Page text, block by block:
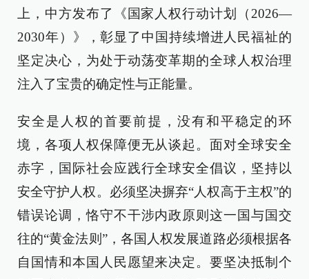
上，中方发布了《国家人权行动计划（2026—
2030年）》，彰显了中国持续增进人民福祉的
坚定决心，为处于动荡变革期的全球人权治理
注入了宝贵的确定性与正能量。
安全是人权的首要前提，没有和平稳定的环
境，各项人权保障便无从谈起。面对全球安全
赤字，国际社会应践行全球安全倡议，坚持以
安全守护人权。必须坚决摒弃“人权高于主权”的
错误论调，恪守不干涉内政原则这一国与国交
往的“黄金法则”，各国人权发展道路必须根据各
自国情和本国人民愿望来决定。要坚决抵制个